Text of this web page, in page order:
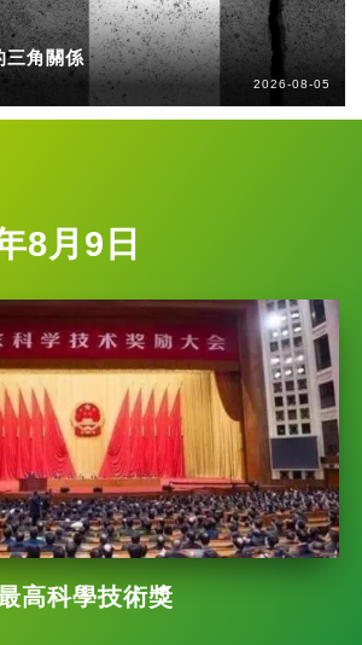
三角關係
2026-08-05
8月9日
高科學技術獎